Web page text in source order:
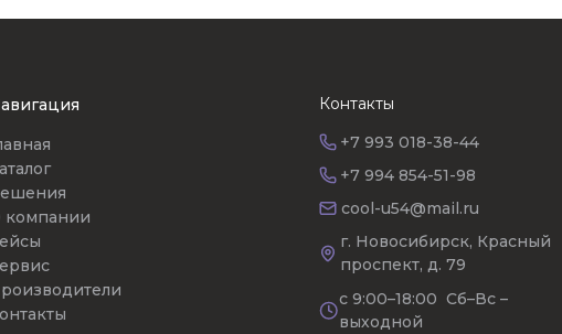
+7 994 854-51-98
+7 993 018-38-44
cool-u54@mail.ru
г. Новосибирск, Красный
проспект, д. 79
с 9:00–18:00 Сб–Вс –
выходной
Контакты
компании